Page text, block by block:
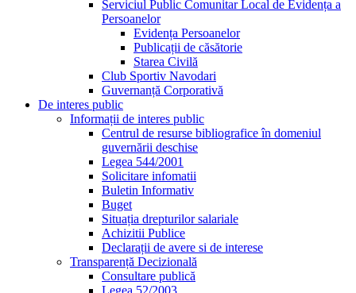
Serviciul Public Comunitar Local de Evidența a
Persoanelor
Evidența Persoanelor
Publicații de căsătorie
Starea Civilă
Club Sportiv Navodari
Guvernanță Corporativă
De interes public
Informații de interes public
Centrul de resurse bibliografice în domeniul
guvernării deschise
Legea 544/2001
Solicitare infomatii
Buletin Informativ
Buget
Situația drepturilor salariale
Achizitii Publice
Declarații de avere si de interese
Transparență Decizională
Consultare publică
Legea 52/2003